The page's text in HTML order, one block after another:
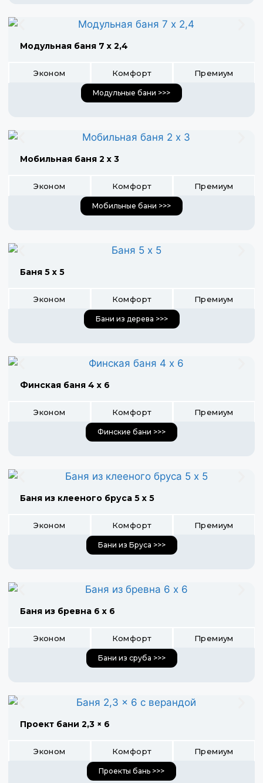
Модульная баня 7 х 2,4
Эконом Комфорт Премиум
Модульные бани >>>
Мобильная баня 2 х 3
Эконом Комфорт Премиум
Мобильные бани >>>
Баня 5 х 5
Эконом Комфорт Премиум
Бани из дерева >>>
Финская баня 4 х 6
Эконом Комфорт Премиум
Финские бани >>>
Баня из клееного бруса 5 х 5
Эконом Комфорт Премиум
Бани из Бруса >>>
Баня из бревна 6 х 6
Эконом Комфорт Премиум
Бани из сруба >>>
Проект бани 2,3 × 6
Эконом Комфорт Премиум
Проекты бань >>>